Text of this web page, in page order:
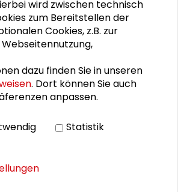
Symposiums Risiko-
Nachhaltige Entwicklung (PDF)
RASUM - Pressemitteilung
2015 (PDF)
Herausforderung in der
wird zwischen technisch
zum Bereitstellen der
Cookies, z.B. zur
dazu finden Sie in unseren
. Dort können Sie auch
anpassen.
Statistik